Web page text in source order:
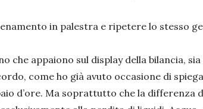
in palestra e ripetere lo stesso
che appaiono sul display della bilancia,
come ho già avuto occasione di
d’ore. Ma soprattutto che la differenza